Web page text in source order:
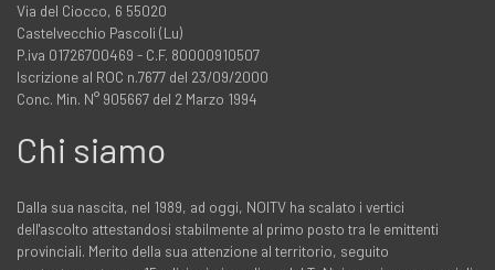
Via del Ciocco, 6 55020
Castelvecchio Pascoli (Lu)
P.iva 01726700469 - C.F. 80000910507
Iscrizione al ROC n.7677 del 23/09/2000
Conc. Min. N° 905667 del 2 Marzo 1994
Chi siamo
Dalla sua nascita, nel 1989, ad oggi, NOITV ha scalato i vertici
dell'ascolto attestandosi stabilmente al primo posto tra le emittenti
provinciali. Merito della sua attenzione al territorio, seguito